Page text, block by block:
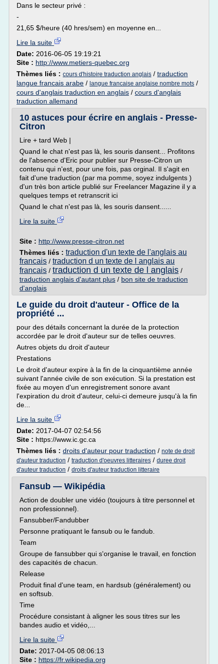
Dans le secteur privé :
-
21,65 $/heure (40 hres/sem) en moyenne en...
Lire la suite
Date: 2016-06-05 19:19:21
Site : http://www.metiers-quebec.org
Thèmes liés : cours d'histoire traduction anglais / traduction
langue francais arabe / langue francaise anglaise nombre mots /
cours d'anglais traduction en anglais / cours d'anglais
traduction allemand
10 astuces pour écrire en anglais - Presse-
Citron
Lire + tard Web |
Quand le chat n'est pas là, les souris dansent... Profitons
de l'absence d'Eric pour publier sur Presse-Citron un
contenu qui n'est, pour une fois, pas orginal. Il s'agit en
fait d'une traduction (par ma pomme, soyez indulgents )
d'un très bon article publié sur Freelancer Magazine il y a
quelques temps et retranscrit ici
Quand le chat n'est pas là, les souris dansent......
Lire la suite
Site : http://www.presse-citron.net
Thèmes liés : traduction d'un texte de l'anglais au
francais / traduction d un texte de l anglais au
francais / traduction d un texte de l anglais /
traduction anglais d'autant plus / bon site de traduction
d'anglais
Le guide du droit d'auteur - Office de la
propriété ...
pour des détails concernant la durée de la protection
accordée par le droit d'auteur sur de telles oeuvres.
Autres objets du droit d'auteur
Prestations
Le droit d'auteur expire à la fin de la cinquantième année
suivant l'année civile de son exécution. Si la prestation est
fixée au moyen d'un enregistrement sonore avant
l'expiration du droit d'auteur, celui-ci demeure jusqu'à la fin
de...
Lire la suite
Date: 2017-04-07 02:54:56
Site : https://www.ic.gc.ca
Thèmes liés : droits d'auteur pour traduction / note de droit
d'auteur traduction / traduction d'oeuvres litteraires / duree droit
d'auteur traduction / droits d'auteur traduction litteraire
Fansub — Wikipédia
Action de doubler une vidéo (toujours à titre personnel et
non professionnel).
Fansubber/Fandubber
Personne pratiquant le fansub ou le fandub.
Team
Groupe de fansubber qui s'organise le travail, en fonction
des capacités de chacun.
Release
Produit final d'une team, en hardsub (généralement) ou
en softsub.
Time
Procédure consistant à aligner les sous titres sur les
bandes audio et vidéo,...
Lire la suite
Date: 2017-04-05 08:06:13
Site : https://fr.wikipedia.org